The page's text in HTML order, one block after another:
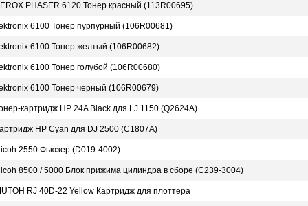
PHASER 6120 Тонер красный (113R00695)
6100 Тонер пурпурный (106R00681)
6100 Тонер желтый (106R00682)
6100 Тонер голубой (106R00680)
6100 Тонер черный (106R00679)
картридж HP 24A Black для LJ 1150 (Q2624A)
HP Cyan для DJ 2500 (C1807A)
2550 Фьюзер (D019-4002)
8500 / 5000 Блок прижима цилиндра в сборе (С239-3004)
RJ 40D-22 Yellow Картридж для плоттера